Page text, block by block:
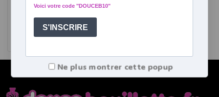
€
Ajouter au panier
Ne plus montrer cette popup